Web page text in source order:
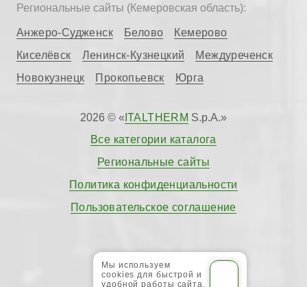
Региональные сайты (Кемеровская область):
Анжеро-Судженск Белово
Кемерово
Киселёвск
Ленинск-Кузнецкий
Междуреченск
Новокузнецк
Прокопьевск Юрга
2026 © « ITALTHERM S.p.A.»
Все категории каталога
Региональные сайты
Политика конфиденциальности
Пользовательское соглашение
Мы используем
cookies для быстрой и
удобной работы сайта.